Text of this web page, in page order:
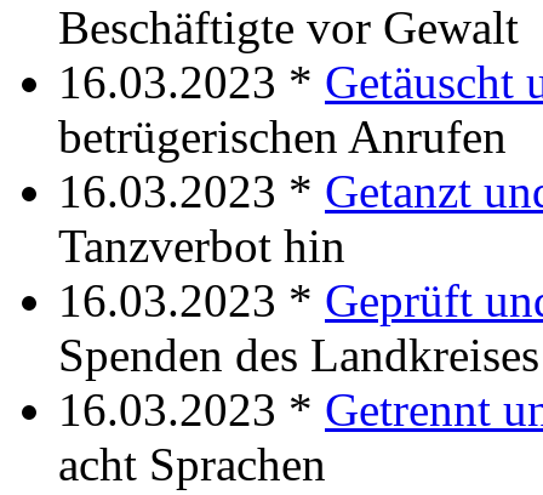
Beschäftigte vor Gewalt
16.03.2023 * Getäuscht
betrügerischen Anrufen
16.03.2023 * Getanzt
Tanzverbot hin
16.03.2023 * Geprüft
Spenden des Landkreises
16.03.2023 * Getrennt
acht Sprachen